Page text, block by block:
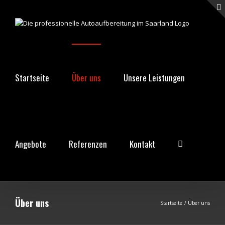
springen
Startseite Über uns Unsere Leistungen
Angebote Referenzen Kontakt
Über uns Startseite Über uns